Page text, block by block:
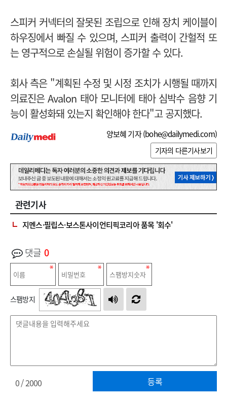
스피커 커넥터의 잘못된 조립으로 인해 장치 케이블이
하우징에서 빠질 수 있으며, 스피커 출력이 간헐적 또
는 영구적으로 손실될 위험이 증가할 수 있다.
회사 측은 "계획된 수정 및 시정 조치가 시행될 때까지
의료진은 Avalon 태아 모니터에 태아 심박수 음향 기
능이 활성화돼 있는지 확인해야 한다"고 공지했다.
양보혜 기자 (bohe@dailymedi.com)
기자의 다른기사보기
관련기사
지멘스·필립스·보스톤사이언티픽코리아 품목 '회수'
댓글 0
스팸방지
등록
0/ 2000